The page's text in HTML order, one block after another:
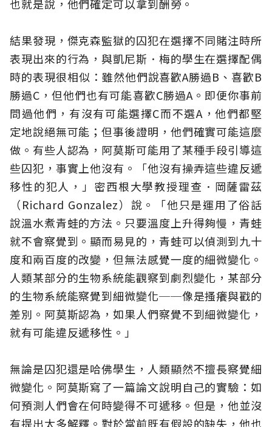
也就是說，他們確定可以拿到酬勞。
結果發現，傑克森監獄的囚犯在選擇不同賭注時所
表現出來的行為，與凱尼斯．梅的學生在選擇配偶
時的表現很相似：雖然他們說喜歡A勝過B、喜歡B
勝過C，但他們也有可能喜歡C勝過A。即便你事前
問過他們，有沒有可能選擇C而不選A，他們都堅
定地說絕無可能；但事後證明，他們確實可能這麼
做。有些人認為，阿莫斯可能用了某種手段引導這
些囚犯，事實上他沒有。「他沒有操弄這些違反遞
移性的犯人，」密西根大學教授理查．岡薩雷茲
（Richard Gonzalez）說。「他只是運用了俗話
說溫水煮青蛙的方法。只要溫度上升得夠慢，青蛙
就不會察覺到。顯而易見的，青蛙可以偵測到九十
度和兩百度的改變，但無法感覺一度的細微變化。
人類某部分的生物系統能觀察到劇烈變化，某部分
的生物系統能察覺到細微變化──像是搔癢與戳的
差別。阿莫斯認為，如果人們察覺不到細微變化，
就有可能違反遞移性。」
無論是囚犯還是哈佛學生，人類顯然不擅長察覺細
微變化。阿莫斯寫了一篇論文說明自己的實驗：如
何預測人們會在何時變得不可遞移。但是，他並沒
有提出太多解釋。對於當前既有假設的缺失，他也